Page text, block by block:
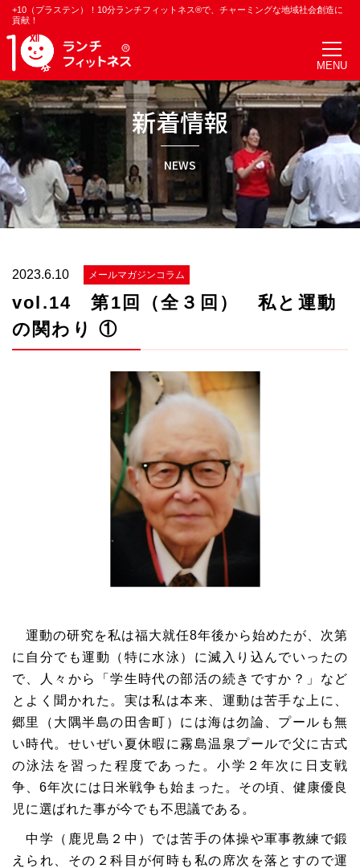
+10（プラステン）！10分ランチフィットネス®で、チャーミングな地域社会創造に
貢献！
新着情報
NEWS
2023.6.10 メールマガジンコラム
vol.14 第1回（全３回） 私と運動
の関わり ①
運動の研究を私は福大就任8年後から始めたが、次第
に自分でも運動（特に水泳）に滅入り込んでいったの
で、人々から「学生時代の部活の続きですか？」など
とよく聞かれた。実は私は本来、運動は苦手な上に、
郷里（大隅半島の田舎町）には海は勿論、プールも無
い時代。せいぜい夏休暇に霧島温泉プールで父に古式
の泳法を習った程度であった。小学２年次に日支戦
争、6年次には日米戦争も始まった。その頃、健康優良
児に選ばれた事が今でも不思議である。
中学（鹿児島２中）では苦手の体操や軍事教練で鍛
えられ、その２科目が何時も私の席次を落とすので運